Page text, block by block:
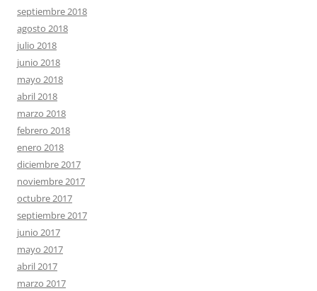
septiembre 2018
agosto 2018
julio 2018
junio 2018
mayo 2018
abril 2018
marzo 2018
febrero 2018
enero 2018
diciembre 2017
noviembre 2017
octubre 2017
septiembre 2017
junio 2017
mayo 2017
abril 2017
marzo 2017